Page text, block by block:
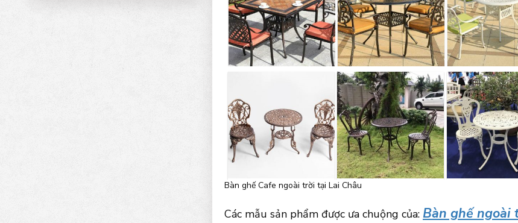
Bàn ghế Cafe ngoài trời tại Lai Châu
Các mẫu sản phẩm được ưa chuộng của: Bàn ghế ngoài